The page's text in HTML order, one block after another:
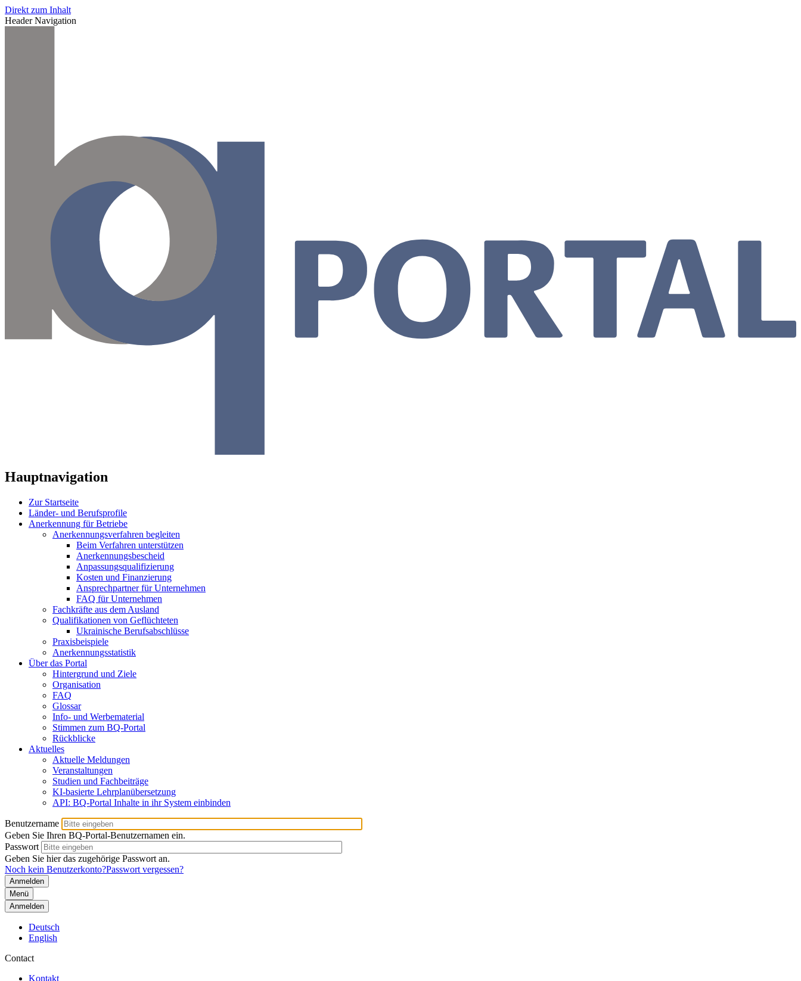
Direkt zum Inhalt
Header Navigation
Hauptnavigation
Zur Startseite
Länder- und Berufsprofile
Anerkennung für Betriebe
Anerkennungsverfahren begleiten
Beim Verfahren unterstützen
Anerkennungsbescheid
Anpassungsqualifizierung
Kosten und Finanzierung
Ansprechpartner für Unternehmen
FAQ für Unternehmen
Fachkräfte aus dem Ausland
Qualifikationen von Geflüchteten
Ukrainische Berufsabschlüsse
Praxisbeispiele
Anerkennungsstatistik
Über das Portal
Hintergrund und Ziele
Organisation
FAQ
Glossar
Info- und Werbematerial
Stimmen zum BQ-Portal
Rückblicke
Aktuelles
Aktuelle Meldungen
Veranstaltungen
Studien und Fachbeiträge
KI-basierte Lehrplanübersetzung
API: BQ-Portal Inhalte in ihr System einbinden
Benutzername
Geben Sie Ihren BQ-Portal-Benutzernamen ein.
Passwort
Geben Sie hier das zugehörige Passwort an.
Noch kein Benutzerkonto?Passwort vergessen?
Menü
Anmelden
Deutsch
English
Contact
Kontakt